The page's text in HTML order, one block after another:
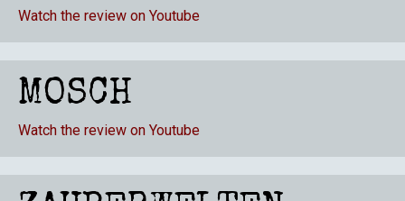
Watch the review on Youtube
MOSCH
Watch the review on Youtube